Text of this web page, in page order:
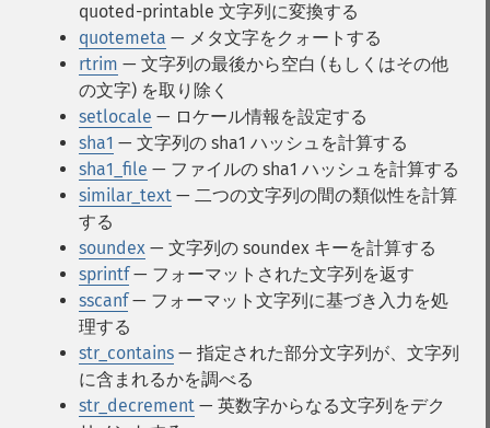
quoted-printable 文字列に変換する
quotemeta — メタ文字をクォートする
rtrim — 文字列の最後から空白 (もしくはその他
の文字) を取り除く
setlocale — ロケール情報を設定する
sha1 — 文字列の sha1 ハッシュを計算する
sha1_file — ファイルの sha1 ハッシュを計算する
similar_text — 二つの文字列の間の類似性を計算
する
soundex — 文字列の soundex キーを計算する
sprintf— フォーマットされた文字列を返す
sscanf— フォーマット文字列に基づき入力を処
理する
str_contains — 指定された部分文字列が、文字列
に含まれるかを調べる
str_decrement — 英数字からなる文字列をデク